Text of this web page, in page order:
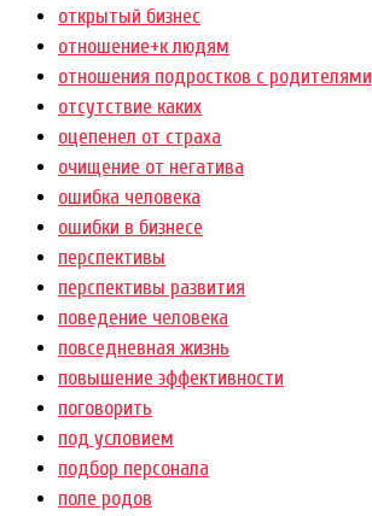
открытый бизнес
отношение+к людям
отношения подростков с родителями
отсутствие каких
оцепенел от страха
очищение от негатива
ошибка человека
ошибки в бизнесе
перспективы
перспективы развития
поведение человека
повседневная жизнь
повышение эффективности
поговорить
под условием
подбор персонала
поле родов